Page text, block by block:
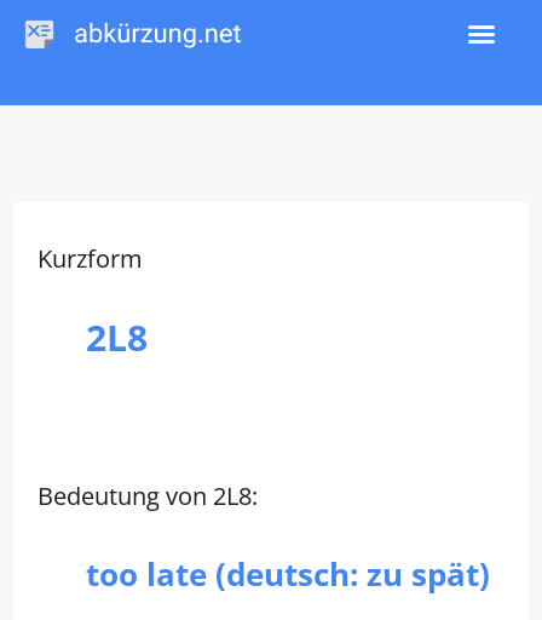
Zum
Inhalt
springen
Kurzform
2L8
Bedeutung von 2L8:
too late (deutsch: zu spät)